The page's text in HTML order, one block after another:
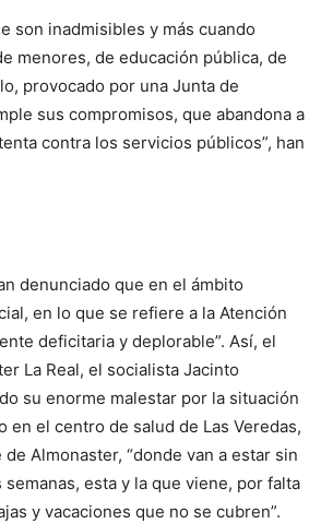
son inadmisibles y más cuando
menores, de educación pública, de
provocado por una Junta de
sus compromisos, que abandona a
contra los servicios públicos”, han
denunciado que en el ámbito
en lo que se refiere a la Atención
deficitaria y deplorable”. Así, el
La Real, el socialista Jacinto
su enorme malestar por la situación
en el centro de salud de Las Veredas,
de Almonaster, “donde van a estar sin
esta y la que viene, por falta
y vacaciones que no se cubren”.